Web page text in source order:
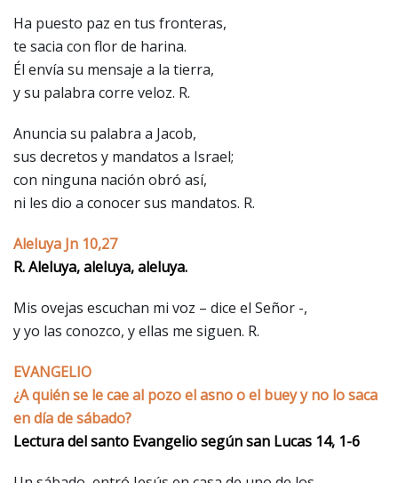
Ha puesto paz en tus fronteras,
te sacia con flor de harina.
Él envía su mensaje a la tierra,
y su palabra corre veloz. R.
Anuncia su palabra a Jacob,
sus decretos y mandatos a Israel;
con ninguna nación obró así,
ni les dio a conocer sus mandatos. R.
Aleluya Jn 10,27
R. Aleluya, aleluya, aleluya.
Mis ovejas escuchan mi voz – dice el Señor -,
y yo las conozco, y ellas me siguen. R.
EVANGELIO
¿A quién se le cae al pozo el asno o el buey y no lo saca
en día de sábado?
Lectura del santo Evangelio según san Lucas 14, 1-6